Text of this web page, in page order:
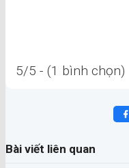
5/5 - (1 bình chọn)
Bài viết liên quan